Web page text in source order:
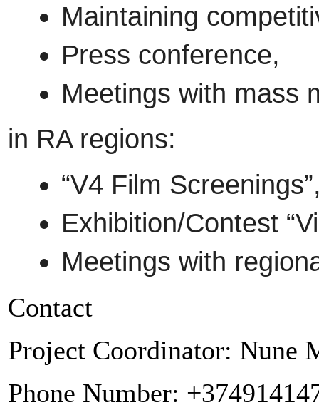
Maintaining
Press conference,
Meetings with mass
in RA regions:
“V4 Film
Exhibition/Contest
Meetings with
Contact
Project Coordinator: Nune
Phone Number: